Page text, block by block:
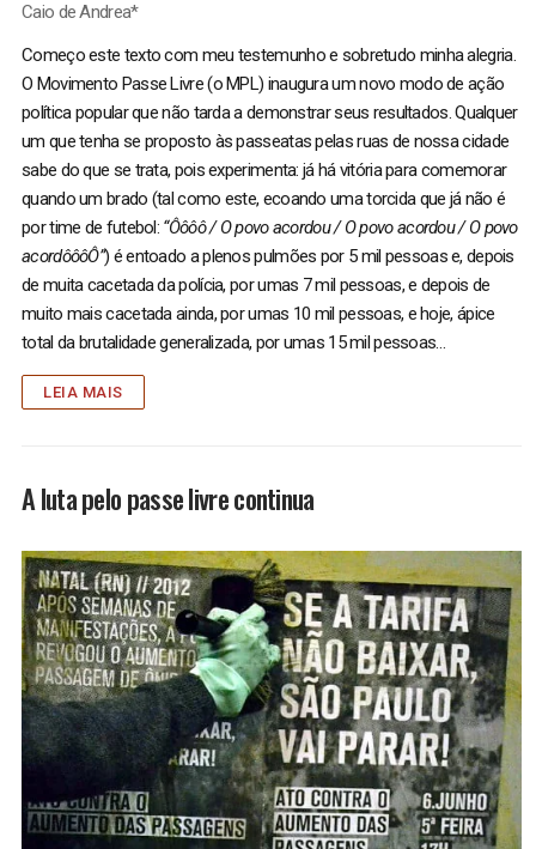
Caio de Andrea*
Começo este texto com meu testemunho e sobretudo minha alegria.
O Movimento Passe Livre (o MPL) inaugura um novo modo de ação
política popular que não tarda a demonstrar seus resultados. Qualquer
um que tenha se proposto às passeatas pelas ruas de nossa cidade
sabe do que se trata, pois experimenta: já há vitória para comemorar
quando um brado (tal como este, ecoando uma torcida que já não é
por time de futebol: “Ôôôô / O povo acordou / O povo acordou / O povo
acordôôôÔ”) é entoado a plenos pulmões por 5 mil pessoas e, depois
de muita cacetada da polícia, por umas 7 mil pessoas, e depois de
muito mais cacetada ainda, por umas 10 mil pessoas, e hoje, ápice
total da brutalidade generalizada, por umas 15 mil pessoas…
LEIA MAIS
A luta pelo passe livre continua